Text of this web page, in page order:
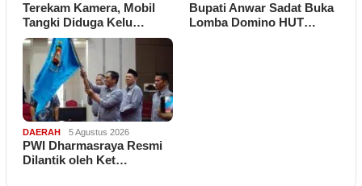
Terekam Kamera, Mobil
Tangki Diduga Kelu…
Bupati Anwar Sadat Buka
Lomba Domino HUT…
DAERAH 5 Agustus 2026
PWI Dharmasraya Resmi
Dilantik oleh Ket…